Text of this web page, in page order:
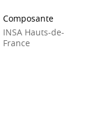
Composante
INSA Hauts-de-
France